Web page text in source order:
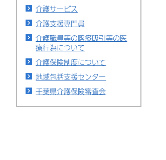
介護サービス
介護支援専門員
介護職員等の喀痰吸引等の医
療行為について
介護保険制度について
地域包括支援センター
千葉県介護保険審査会